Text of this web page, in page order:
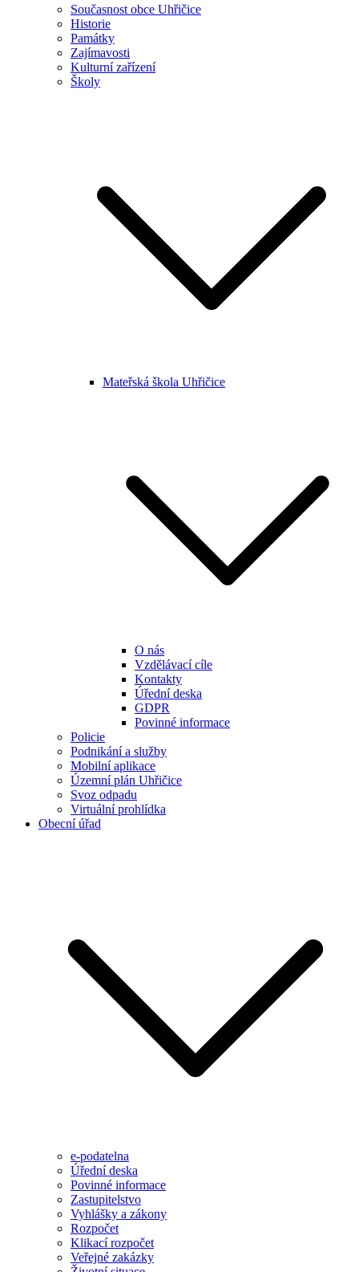
Současnost obce Uhřičice
Historie
Památky
Zajímavosti
Kulturní zařízení
Školy
Mateřská škola Uhřičice
O nás
Vzdělávací cíle
Kontakty
Úřední deska
GDPR
Povinné informace
Policie
Podnikání a služby
Mobilní aplikace
Územní plán Uhřičice
Svoz odpadu
Virtuální prohlídka
Obecní úřad
e-podatelna
Úřední deska
Povinné informace
Zastupitelstvo
Vyhlášky a zákony
Rozpočet
Klikací rozpočet
Veřejné zakázky